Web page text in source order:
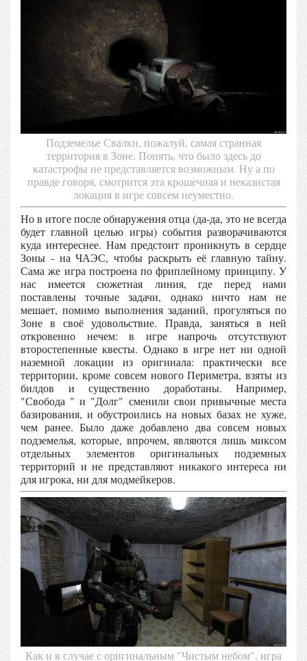
Подземелье Свалки, пожалуй, самая странная
территория в Зоне. Понять, что было здесь до
катастрофы не представляется возможным. Ну а по
правде говоря, смотрится эта крошечная и неказистая
локация в игре совсем неуместно.
Но в итоге после обнаружения отца (да-да, это не всегда
будет главной целью игры) события разворачиваются
куда интереснее. Нам предстоит проникнуть в сердце
Зоны - на ЧАЭС, чтобы раскрыть её главную тайну.
Сама же игра построена по фриплейному принципу. У
нас имеется сюжетная линия, где перед нами
поставлены точные задачи, однако ничто нам не
мешает, помимо выполнения заданий, прогуляться по
Зоне в своё удовольствие. Правда, заняться в ней
откровенно нечем: в игре напрочь отсутствуют
второстепенные квесты. Однако в игре нет ни одной
наземной локации из оригинала: практически все
территории, кроме совсем нового Периметра, взяты из
билдов и существенно доработаны. Например,
"Свобода " и "Долг" сменили свои привычные места
базирования, и обустроились на новых базах не хуже,
чем ранее. Было даже добавлено два совсем новых
подземелья, которые, впрочем, являются лишь миксом
отдельных элементов оригинальных подземных
территорий и не представляют никакого интереса ни
для игрока, ни для модмейкеров.
Как и в случае с оригинальным "Чистым небом", игра